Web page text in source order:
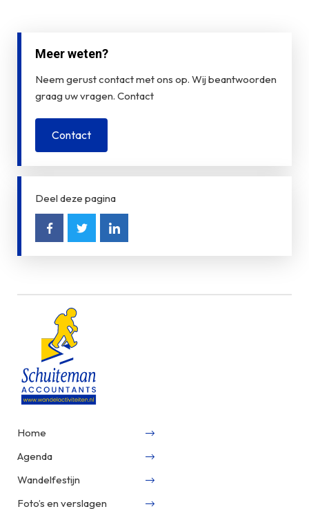
Meer weten?
Neem gerust contact met ons op. Wij beantwoorden
graag uw vragen. Contact
Contact
Deel deze pagina
Home
Agenda
Wandelfestijn
Foto’s en verslagen